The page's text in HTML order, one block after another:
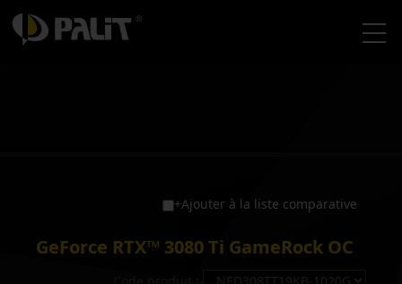
+Ajouter à la liste comparative
GeForce RTX™ 3080 Ti GameRock OC